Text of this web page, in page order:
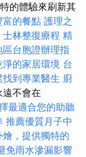
的體驗來刷新其
富的餐點 護理之
士林整復療程 精
區台胞證辦理指
的家居環境 台
到專業醫生 廚
遠不會在
最適合您的助聽
推薦優質月子中
燴，提供獨特的
免雨水滲漏影響